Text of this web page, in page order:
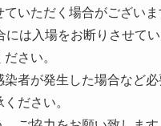
いただく場合がございま
は入場をお断りさせてい
さい。
者が発生した場合など
ださい。